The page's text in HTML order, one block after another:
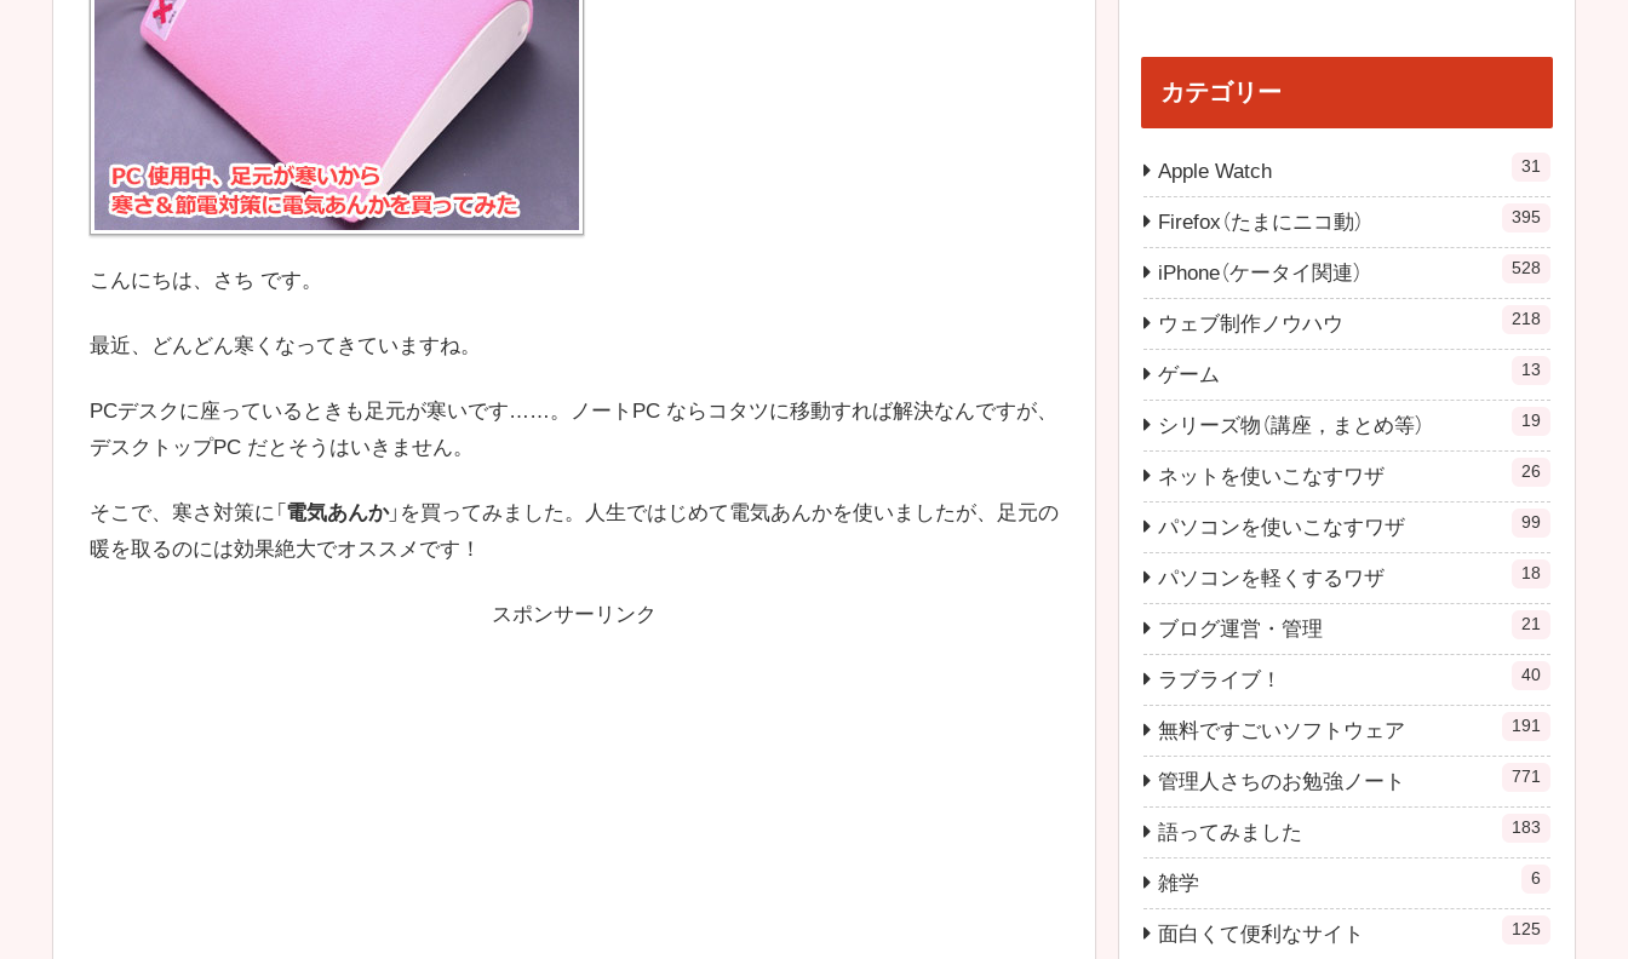
こんにちは、さち です。
最近、どんどん寒くなってきていますね。
PCデスクに座っているときも足元が寒いです……。ノートPC ならコタツに移動すれば解決なんですが、
デスクトップPC だとそうはいきません。
そこで、寒さ対策に「 電気あんか」を買ってみました。人生ではじめて電気あんかを使いましたが、足元の
暖を取るのには効果絶大でオススメです！
スポンサーリンク
カテゴリー
Apple Watch 31
Firefox（たまにニコ動） 395
iPhone（ケータイ関連） 528
ウェブ制作ノウハウ 218
ゲーム 13
シリーズ物（講座，まとめ等） 19
ネットを使いこなすワザ 26
パソコンを使いこなすワザ 99
パソコンを軽くするワザ 18
ブログ運営・管理 21
ラブライブ！ 40
無料ですごいソフトウェア 191
管理人さちのお勉強ノート 771
語ってみました 183
雑学 6
面白くて便利なサイト 125